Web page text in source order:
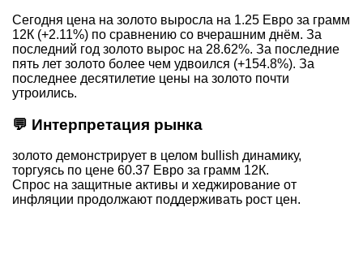
Сегодня цена на золото выросла на 1.25 Евро за грамм
12К (+2.11%) по сравнению со вчерашним днём. За
последний год золото вырос на 28.62%. За последние
пять лет золото более чем удвоился (+154.8%). За
последнее десятилетие цены на золото почти
утроились.
💬 Интерпретация рынка
золото демонстрирует в целом bullish динамику,
торгуясь по цене 60.37 Евро за грамм 12К.
Спрос на защитные активы и хеджирование от
инфляции продолжают поддерживать рост цен.